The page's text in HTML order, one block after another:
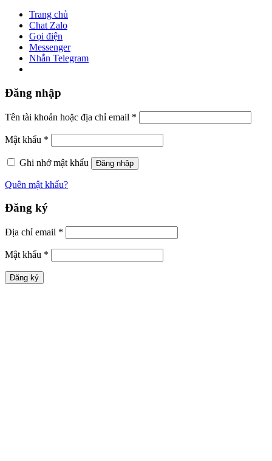
Trang chủ
Chat Zalo
Gọi điện
Messenger
Nhắn Telegram
Đăng nhập
Tên tài khoản hoặc địa chỉ email *
Mật khẩu *
Ghi nhớ mật khẩu Đăng nhập
Quên mật khẩu?
Đăng ký
Địa chỉ email *
Mật khẩu *
Đăng ký